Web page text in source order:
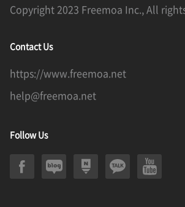
Copyright 2023 Freemoa Inc., All
Contact Us
https://www.freemoa.net
help@freemoa.net
Follow Us